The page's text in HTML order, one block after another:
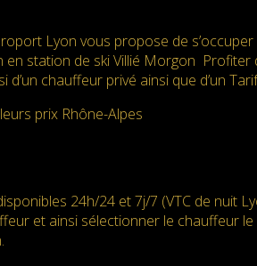
Lyon vous propose de
station de ski Villié Morgon
d’un chauffeur privé ainsi que d’un
prix Rhône-Alpes
24h/24 et 7j/7 (VTC de nuit
et ainsi sélectionner le chauffeur